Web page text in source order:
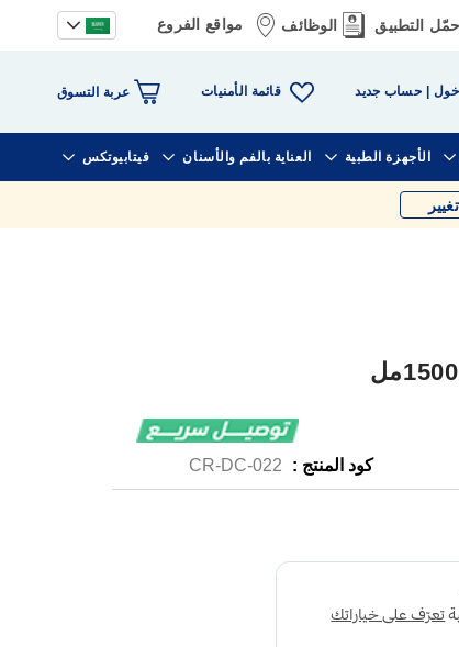
حمّل التطبيق الوظائف مواقع الفروع
حساب جديد قائمة الأمنيات عربة التسوق
الأجهزة الطبية العناية بالفم والأسنان فيتابيوتكس
تغيير
كود المنتج : CR-DC-022